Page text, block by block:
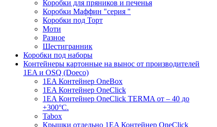
Коробки для пряников и печенья
Коробки Маффин "серия "
Коробки под Торт
Моти
Разное
Шестигранник
Коробки под наборы
Контейнеры картонные на вынос от производителей
1EA и OSQ (Doeco)
1EA Контейнер OneBox
1EA Контейнер OneClick
1EA Контейнер OneClick TERMA от – 40 до
+300°C.
Tabox
Крышки отдельно 1EA Контейнер OneClick